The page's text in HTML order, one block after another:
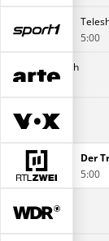
5:00
Zu Tisch
4:50
CSI: NY
4:50
Der
5:00